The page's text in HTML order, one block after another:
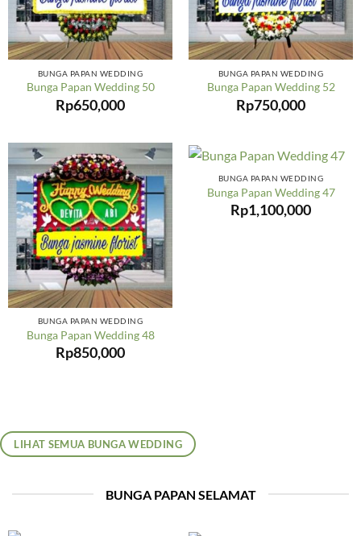
BUNGA PAPAN WEDDING
Bunga Papan Wedding 50
Rp650,000
BUNGA PAPAN WEDDING
Bunga Papan Wedding 52
Rp750,000
BUNGA PAPAN WEDDING
Bunga Papan Wedding 48
Rp850,000
BUNGA PAPAN WEDDING
Bunga Papan Wedding 47
Rp1,100,000
LIHAT SEMUA BUNGA WEDDING
BUNGA PAPAN SELAMAT